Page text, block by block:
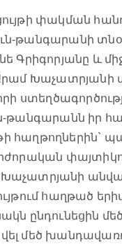
փակման
թանգարանի
Գրիգորյանը և
Խաչատրյանի
թանգարանն իր
հաղթած
ընդունեցին
մեծ